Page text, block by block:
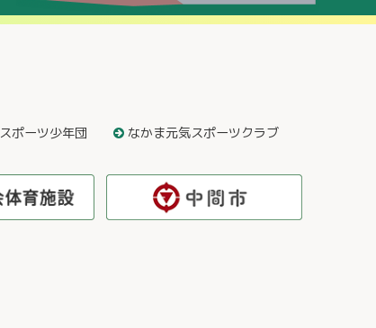
スポーツ少年団 なかま元気スポーツクラブ